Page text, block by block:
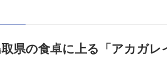
県の食卓に上る「アカガレ